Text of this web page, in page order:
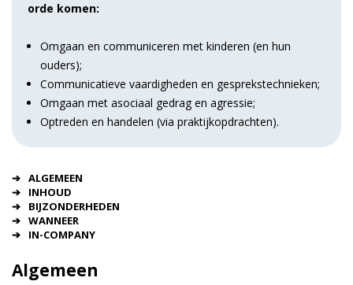
orde komen:
Omgaan en communiceren met kinderen (en hun
ouders);
Communicatieve vaardigheden en gesprekstechnieken;
Omgaan met asociaal gedrag en agressie;
Optreden en handelen (via praktijkopdrachten).
ALGEMEEN
INHOUD
BIJZONDERHEDEN
WANNEER
IN-COMPANY
Algemeen